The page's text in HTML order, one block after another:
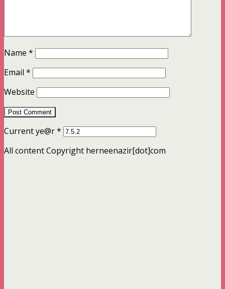
Name *
Email *
Website
Current ye@r*
All content Copyright herneenazir[dot]com